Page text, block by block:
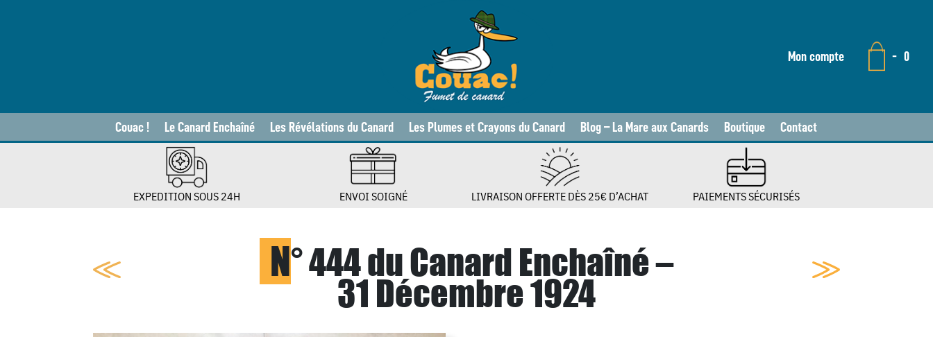
Mon compte - 0
Couac ! Le Canard Enchaîné Les Révélations du Canard Les Plumes et Crayons du Canard Blog – La Mare aux Canards Boutique Contact
EXPEDITION SOUS 24H ENVOI SOIGNÉ LIVRAISON OFFERTE DÈS 25€ D’ACHAT PAIEMENTS SÉCURISÉS
N° 444 du Canard Enchaîné –
31 Décembre 1924